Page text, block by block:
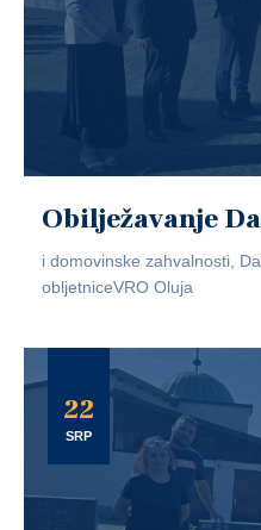
Obilježavanje
i domovinske zahvalnosti,
obljetniceVRO Oluja
22
SRP